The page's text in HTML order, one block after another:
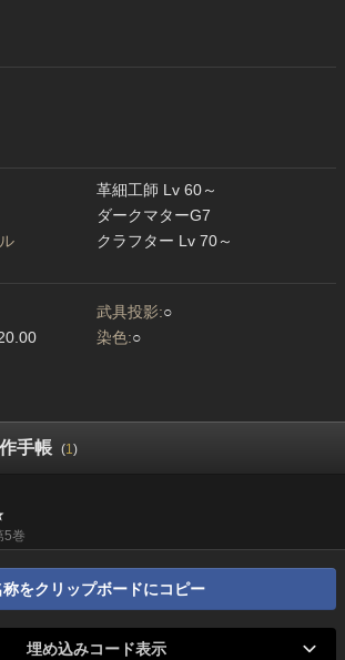
革細工師 Lv 60～
ダークマターG7
クラフター Lv 70～
武具投影:○
染色:○
手帳 (1)
5巻
称をクリップボードにコピー
埋め込みコード表示